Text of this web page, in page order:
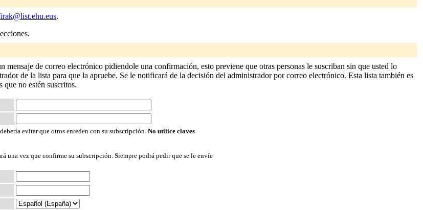
.
de correo electrónico pidiendole una confirmación, esto previene que otras personas le suscriban sin que usted lo
de la lista para que la apruebe. Se le notificará de la decisión del administrador por correo electrónico. Esta lista también es
no estén suscritos.
evitar que otros enreden con su subscripción.No utilice claves
una vez que confirme su subscripción. Siempre podrá pedir que se le envíe